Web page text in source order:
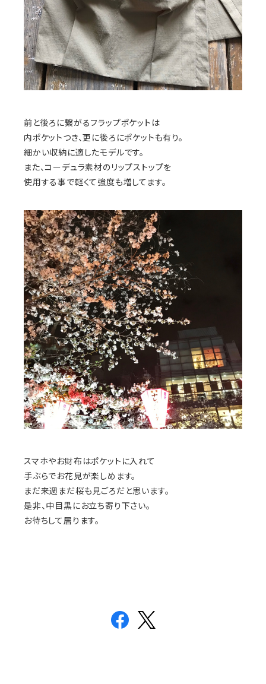
前と後ろに繋がるフラップポケットは
内ポケットつき、更に後ろにポケットも有り。
細かい収納に適したモデルです。
また、コーデュラ素材のリップストップを
使用する事で軽くて強度も増してます。
スマホやお財布はポケットに入れて
手ぶらでお花見が楽しめます。
まだ来週まだ桜も見ごろだと思います。
是非、中目黒にお立ち寄り下さい。
お待ちして居ります。